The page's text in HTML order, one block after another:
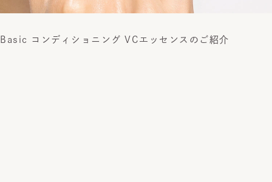
Basic コンディショニング VCエッセンスのご紹介